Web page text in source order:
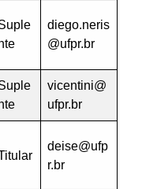
diego.neris
@ufpr.br
vicentini@
ufpr.br
deise@ufp
r.br